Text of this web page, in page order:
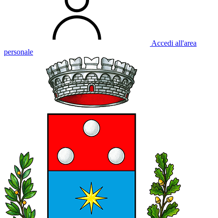
Accedi all'area
personale